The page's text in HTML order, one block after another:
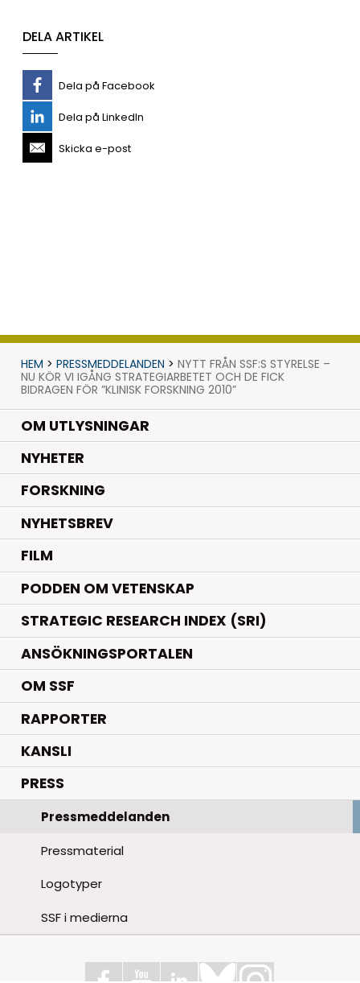
DELA ARTIKEL
Dela på Facebook
Dela på LinkedIn
Skicka e-post
HEM > PRESSMEDDELANDEN > NYTT FRÅN SSF:S STYRELSE –
NU KÖR VI IGÅNG STRATEGIARBETET OCH DE FICK
BIDRAGEN FÖR ”KLINISK FORSKNING 2010”
OM UTLYSNINGAR
NYHETER.
FORSKNING.
NYHETSBREV
FILM
PODDEN OM VETENSKAP
STRATEGIC RESEARCH INDEX (SRI)
ANSÖKNINGSPORTALEN
OM SSF
RAPPORTER
KANSLI
PRESS
Pressmeddelanden
Pressmaterial
Logotyper
SSF i medierna